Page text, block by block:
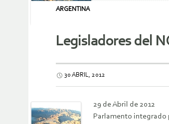
ARGENTINA
Legisladores del
30 ABRIL, 2012
29 de Abril de 2012
Parlamento integrado